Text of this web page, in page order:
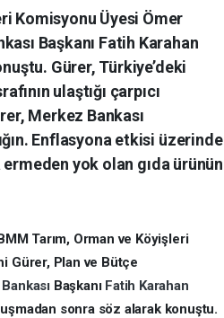
Komisyonu Üyesi Ömer
Başkanı Fatih Karahan
Gürer, Türkiye’deki
ulaştığı çarpıcı
Merkez Bankası
Enflasyona etkisi üzerinde
yok olan gıda ürünün
Tarım, Orman ve Köyişleri
Gürer, Plan ve Bütçe
Başkanı Fatih Karahan
sonra söz alarak konuştu.